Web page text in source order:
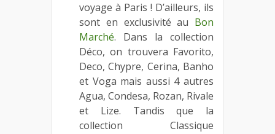
voyage à Paris ! D’ailleurs, ils
sont en exclusivité au Bon
Marché. Dans la collection
Déco, on trouvera Favorito,
Deco, Chypre, Cerina, Banho
et Voga mais aussi 4 autres
Agua, Condesa, Rozan, Rivale
et Lize. Tandis que la
collection Classique